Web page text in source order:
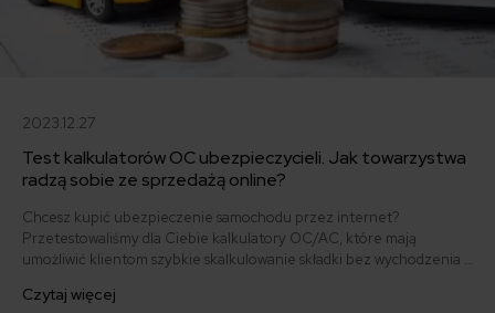
2023.12.27
Test kalkulatorów OC ubezpieczycieli. Jak towarzystwa
radzą sobie ze sprzedażą online?
Chcesz kupić ubezpieczenie samochodu przez internet?
Przetestowaliśmy dla Ciebie kalkulatory OC/AC, które mają
umożliwić klientom szybkie skalkulowanie składki bez wychodzenia z
naszym rankingiem i sprawdź, który zakład ubezpieczeń ma
Czytaj więcej